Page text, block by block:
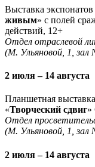
Выставка экспонатов
живым» с полей
действий, 12+
Отдел отраслевой
(М. Ульяновой, 1, зал
2 июля – 14 августа
Планшетная
«Творческий сдвиг»
Отдел
(М. Ульяновой, 1, зал
2 июля – 14 августа